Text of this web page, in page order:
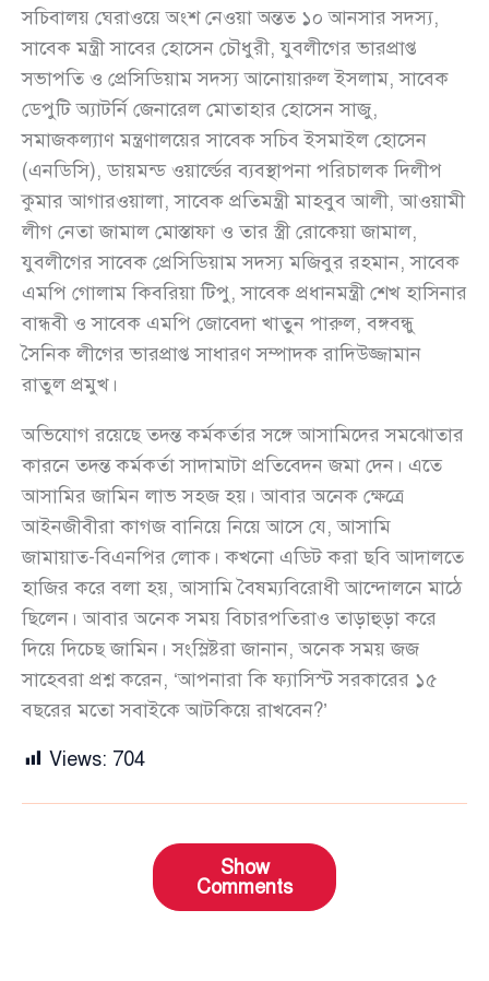
সচিবালয় ঘেরাওয়ে অংশ নেওয়া অন্তত ১০ আনসার সদস্য,
সাবেক মন্ত্রী সাবের হোসেন চৌধুরী, যুবলীগের ভারপ্রাপ্ত
সভাপতি ও প্রেসিডিয়াম সদস্য আনোয়ারুল ইসলাম, সাবেক
ডেপুটি অ্যাটর্নি জেনারেল মোতাহার হোসেন সাজু,
সমাজকল্যাণ মন্ত্রণালয়ের সাবেক সচিব ইসমাইল হোসেন
(এনডিসি), ডায়মন্ড ওয়ার্ল্ডের ব্যবস্থাপনা পরিচালক দিলীপ
কুমার আগারওয়ালা, সাবেক প্রতিমন্ত্রী মাহবুব আলী, আওয়ামী
লীগ নেতা জামাল মোস্তাফা ও তার স্ত্রী রোকেয়া জামাল,
যুবলীগের সাবেক প্রেসিডিয়াম সদস্য মজিবুর রহমান, সাবেক
এমপি গোলাম কিবরিয়া টিপু, সাবেক প্রধানমন্ত্রী শেখ হাসিনার
বান্ধবী ও সাবেক এমপি জোবেদা খাতুন পারুল, বঙ্গবন্ধু
সৈনিক লীগের ভারপ্রাপ্ত সাধারণ সম্পাদক রাদিউজ্জামান
রাতুল প্রমুখ।
অভিযোগ রয়েছে তদন্ত কর্মকর্তার সঙ্গে আসামিদের সমঝোতার
কারনে তদন্ত কর্মকর্তা সাদামাটা প্রতিবেদন জমা দেন। এতে
আসামির জামিন লাভ সহজ হয়। আবার অনেক ক্ষেত্রে
আইনজীবীরা কাগজ বানিয়ে নিয়ে আসে যে, আসামি
জামায়াত-বিএনপির লোক। কখনো এডিট করা ছবি আদালতে
হাজির করে বলা হয়, আসামি বৈষম্যবিরোধী আন্দোলনে মাঠে
ছিলেন। আবার অনেক সময় বিচারপতিরাও তাড়াহুড়া করে
দিয়ে দিচেছ জামিন। সংস্লিষ্টরা জানান, অনেক সময় জজ
সাহেবরা প্রশ্ন করেন, ‘আপনারা কি ফ্যাসিস্ট সরকারের ১৫
বছরের মতো সবাইকে আটকিয়ে রাখবেন?’
Views: 704
Show
Comments